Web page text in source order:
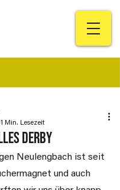
Derby
1 Min. Lesezeit
Neulengbach ist seit
und auch